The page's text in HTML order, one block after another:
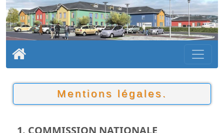
Mentions légales.
1. COMMISSION NATIONALE